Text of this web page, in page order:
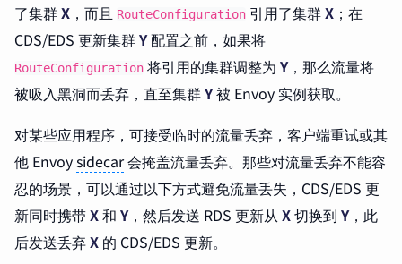
了集群X ，而且 RouteConfiguration 引用了集群X ；在
CDS/EDS 更新集群Y配置之前，如果将
RouteConfiguration 将引用的集群调整为 Y，那么流量将
被吸入黑洞而丢弃，直至集群Y被 Envoy 实例获取。
对某些应用程序，可接受临时的流量丢弃，客户端重试或其
他 Envoysidecar会掩盖流量丢弃。那些对流量丢弃不能容
忍的场景，可以通过以下方式避免流量丢失，CDS/EDS 更
新同时携带X和 Y，然后发送 RDS 更新从 X切换到 Y，此
后发送丢弃X 的 CDS/EDS 更新。